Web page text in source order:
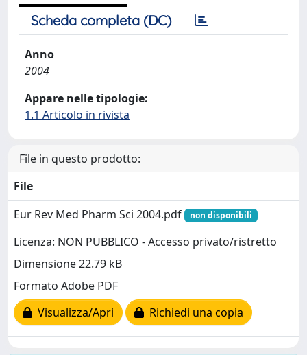
Scheda completa (DC)
Anno
2004
Appare nelle tipologie:
1.1 Articolo in rivista
File in questo prodotto:
File
Eur Rev Med Pharm Sci 2004.pdf
non disponibili
Licenza: NON PUBBLICO - Accesso privato/ristretto
Dimensione 22.79 kB
Formato Adobe PDF
Visualizza/Apri
Richiedi una copia